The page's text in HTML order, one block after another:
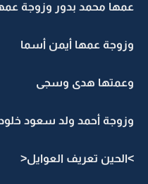
عمها محمد بدور وزوجة
وزوجة عمها أيمن أسما
وعمتها هدى وسجى
وزوجة أحمد ولد سعود
>الحين تعريف العوايل<